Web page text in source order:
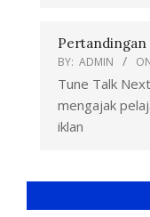
Pertandingan
BY: ADMIN
Tune Talk
mengajak
iklan